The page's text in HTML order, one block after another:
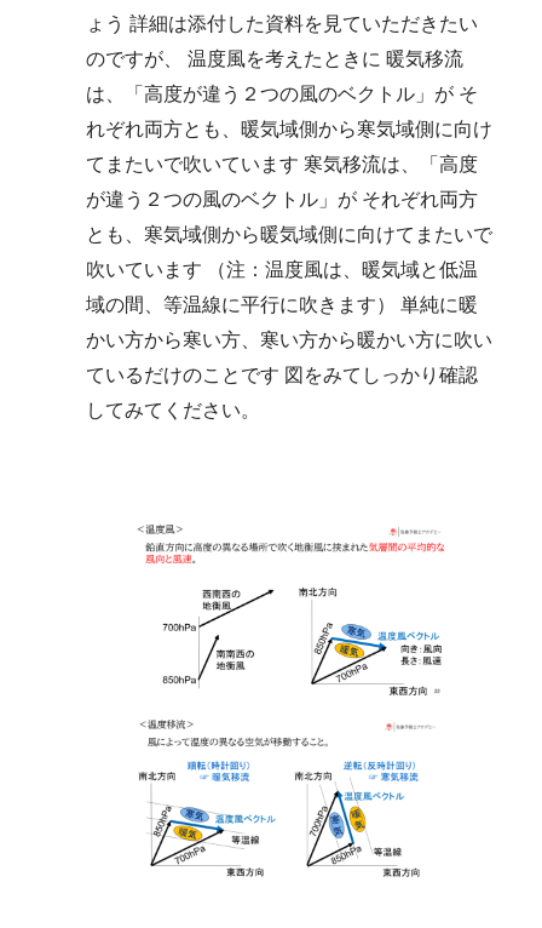
ょう 詳細は添付した資料を見ていただきたい
のですが、 温度風を考えたときに 暖気移流
は、「高度が違う２つの風のベクトル」が そ
れぞれ両方とも、暖気域側から寒気域側に向け
てまたいで吹いています 寒気移流は、「高度
が違う２つの風のベクトル」が それぞれ両方
とも、寒気域側から暖気域側に向けてまたいで
吹いています （注：温度風は、暖気域と低温
域の間、等温線に平行に吹きます） 単純に暖
かい方から寒い方、寒い方から暖かい方に吹い
ているだけのことです 図をみてしっかり確認
してみてください。